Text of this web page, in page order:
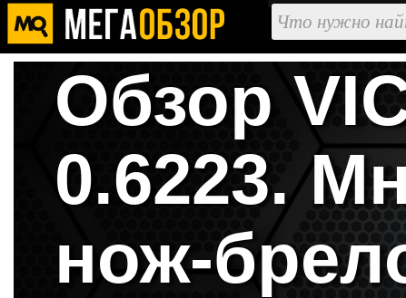
Обзор
0.6223.
нож-